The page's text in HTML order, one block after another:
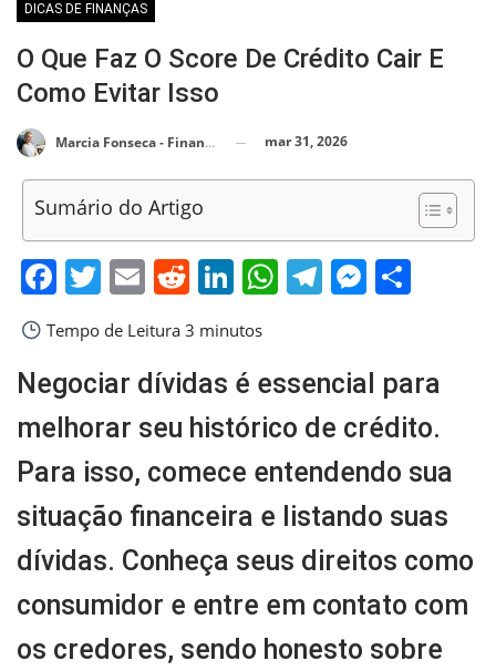
DICAS DE FINANÇAS
O Que Faz O Score De Crédito Cair E
Como Evitar Isso
Marcia Fonseca - Financial Consultant mar 31, 2026
Sumário do Artigo
Facebook
Twitter
EmailReddit
LinkedIn
WhatsApp
Telegram
Tempo de Leitura 3 minutos
Negociar dívidas é essencial para
melhorar seu histórico de crédito.
Para isso, comece entendendo sua
situação financeira e listando suas
dívidas. Conheça seus direitos como
consumidor e entre em contato com
os credores, sendo honesto sobre